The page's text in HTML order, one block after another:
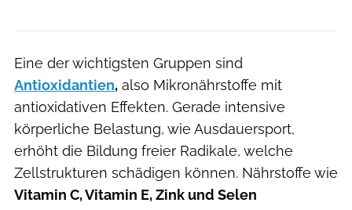
Eine der wichtigsten Gruppen sind
Antioxidantien, also Mikronährstoffe mit
antioxidativen Effekten. Gerade intensive
körperliche Belastung, wie Ausdauersport,
erhöht die Bildung freier Radikale, welche
Zellstrukturen schädigen können. Nährstoffe wie
Vitamin C, Vitamin E, Zink und Selen